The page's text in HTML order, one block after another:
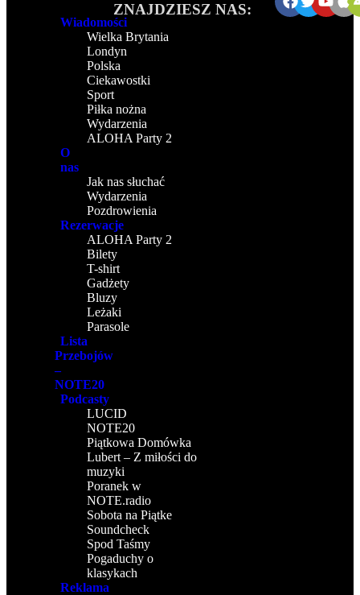
Wiadomości
Wielka Brytania
Londyn
Polska
Ciekawostki
Sport
Piłka nożna
Wydarzenia
ALOHA Party 2
O
nas
Jak nas słuchać
Wydarzenia
Pozdrowienia
Rezerwacje
ALOHA Party 2
Bilety
T-shirt
Gadżety
Bluzy
Leżaki
Parasole
Lista
Przebojów
–
NOTE20
Podcasty
LUCID
NOTE20
Piątkowa Domówka
Lubert – Z miłości do
muzyki
Poranek w
NOTE.radio
Sobota na Piątke
Soundcheck
Spod Taśmy
Pogaduchy o
klasykach
Reklama
ZNAJDZIESZ NAS: